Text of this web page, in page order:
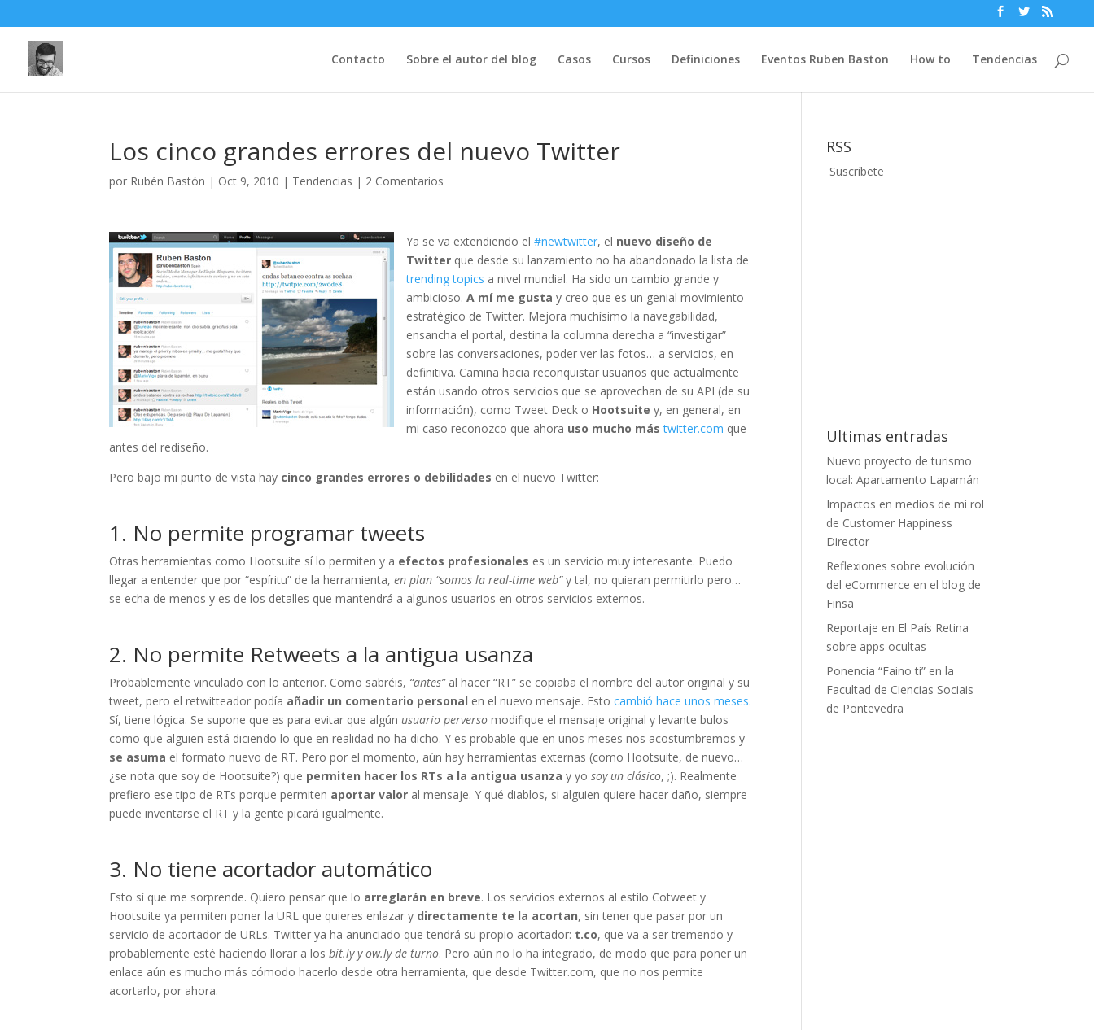
Contacto Sobre el autor del blog Casos Cursos Definiciones Eventos Ruben Baston How to Tendencias
Los cinco grandes errores del nuevo Twitter
por Rubén Bastón | Oct 9, 2010 | Tendencias | 2 Comentarios
Ya se va extendiendo el#newtwitter, el nuevo diseño de
Twitter que desde su lanzamiento no ha abandonado la lista de
trending topics a nivel mundial. Ha sido un cambio grande y
ambicioso.A mí me gusta y creo que es un genial movimiento
estratégico de Twitter. Mejora muchísimo la navegabilidad,
ensancha el portal, destina la columna derecha a “investigar”
sobre las conversaciones, poder ver las fotos… a servicios, en
definitiva. Camina hacia reconquistar usuarios que actualmente
están usando otros servicios que se aprovechan de su API (de su
información), como Tweet Deck o Hootsuite y, en general, en
mi caso reconozco que ahora uso mucho más twitter.com que
antes del rediseño.
Pero bajo mi punto de vista hay cinco grandes errores o debilidades en el nuevo Twitter:
1. No permite programar tweets
Otras herramientas como Hootsuite sí lo permiten y a efectos profesionales es un servicio muy interesante. Puedo
llegar a entender que por “espíritu” de la herramienta,en plan “somos la real-time web”y tal, no quieran permitirlo pero…
se echa de menos y es de los detalles que mantendrá a algunos usuarios en otros servicios externos.
2. No permite Retweets a la antigua usanza
Probablemente vinculado con lo anterior. Como sabréis, “antes”al hacer “RT” se copiaba el nombre del autor original y su
tweet, pero el retwitteador podía añadir un comentario personal en el nuevo mensaje. Estocambió hace unos meses.
Sí, tiene lógica. Se supone que es para evitar que algún usuario perverso modifique el mensaje original y levante bulos
como que alguien está diciendo lo que en realidad no ha dicho. Y es probable que en unos meses nos acostumbremos y
se asuma el formato nuevo de RT. Pero por el momento, aún hay herramientas externas (como Hootsuite, de nuevo…
¿se nota que soy de Hootsuite?) que permiten hacer los RTs a la antigua usanza y yosoy un clásico, ;). Realmente
prefiero ese tipo de RTs porque permiten aportar valor al mensaje. Y qué diablos, si alguien quiere hacer daño, siempre
puede inventarse el RT y la gente picará igualmente.
3. No tiene acortador automático
Esto sí que me sorprende. Quiero pensar que lo arreglarán en breve. Los servicios externos al estilo Cotweet y
Hootsuite ya permiten poner la URL que quieres enlazar y directamente te la acortan, sin tener que pasar por un
servicio de acortador de URLs. Twitter ya ha anunciado que tendrá su propio acortador: t.co, que va a ser tremendo y
probablemente esté haciendo llorar a losbit.ly y ow.ly de turno. Pero aún no lo ha integrado, de modo que para poner un
enlace aún es mucho más cómodo hacerlo desde otra herramienta, que desde Twitter.com, que no nos permite
acortarlo, por ahora.
RSS
Suscríbete
Ultimas entradas
Nuevo proyecto de turismo
local: Apartamento Lapamán
Impactos en medios de mi rol
de Customer Happiness
Director
Reflexiones sobre evolución
del eCommerce en el blog de
Finsa
Reportaje en El País Retina
sobre apps ocultas
Ponencia “Faino ti” en la
Facultad de Ciencias Sociais
de Pontevedra